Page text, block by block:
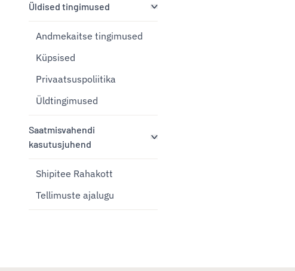
Üldised tingimused
Andmekaitse tingimused
Küpsised
Privaatsuspoliitika
Üldtingimused
Saatmisvahendi
kasutusjuhend
Shipitee Rahakott
Tellimuste ajalugu